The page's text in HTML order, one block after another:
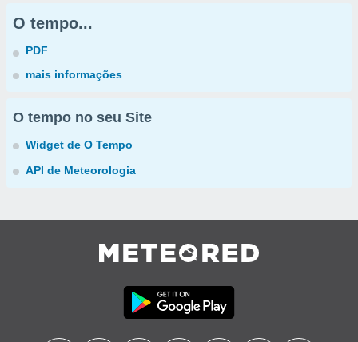
O tempo...
PDF
mais informações
O tempo no seu Site
Widget de O Tempo
API de Meteorologia